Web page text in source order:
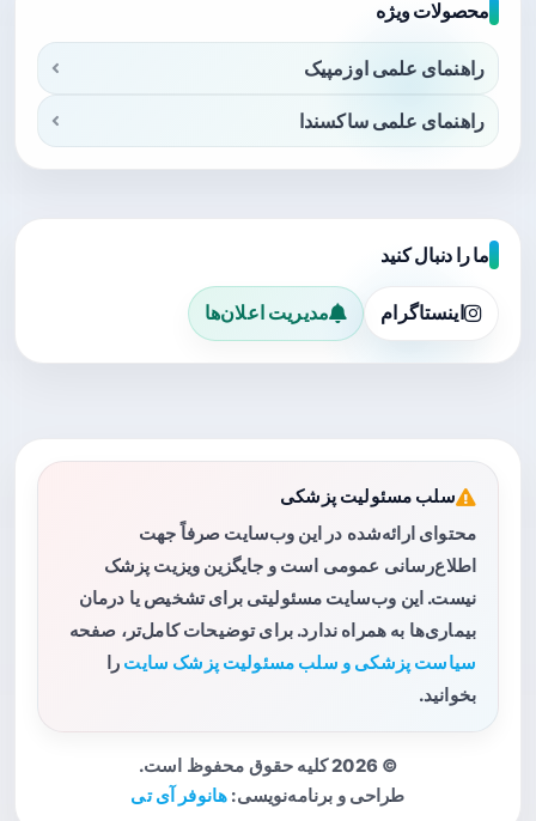
محصولات ویژه
راهنمای علمی اوزمپیک
راهنمای علمی ساکسندا
ما را دنبال کنید
اینستاگرام مدیریت اعلان‌ها
سلب مسئولیت پزشکی
محتوای ارائه‌شده در این وب‌سایت صرفاً جهت
اطلاع‌رسانی عمومی است و جایگزین ویزیت پزشک
نیست. این وب‌سایت مسئولیتی برای تشخیص یا درمان
بیماری‌ها به همراه ندارد. برای توضیحات کامل‌تر، صفحه
سیاست پزشکی و سلب مسئولیت پزشک سایت را
بخوانید.
© 2026 کلیه حقوق محفوظ است.
طراحی و برنامه‌نویسی: هانوفر آی تی